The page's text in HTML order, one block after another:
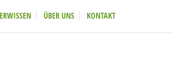
ÜBER UNS KONTAKT